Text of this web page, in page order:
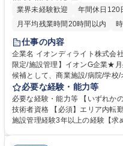
業界未経験歓迎
年間休日120
月平均残業時間20時間以内
仕事の内容
企業名 イオンディライト株式会社 求人名 【マネージャー候補/九州エ
限定/施設管理】イオンG企業★月残業10h 仕事の内容 現
候補として、商業施設/病院/学校
当していただきます。※エリア内
異動は伴いません。 ・グローバル社員（海外・日本国内転勤有） ・ナシ
ョナル社員（日本国内転勤有）
な業務内容＞■建物設備機器の操
必要な経験・能力等
必要な経験・能力等 【いずれか
技術者資格 【必須】エリア内転
施設管理経験3年以上の経験【求